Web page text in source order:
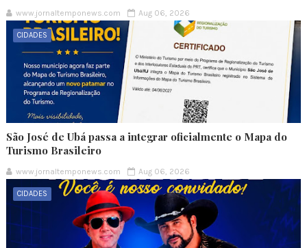
www.jornaltemponews.com Aug 06, 2026
CIDADES
São José de Ubá passa a integrar oficialmente o Mapa do
Turismo Brasileiro
www.jornaltemponews.com Aug 06, 2026
CIDADES